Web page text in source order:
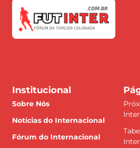
Institucional
Sobre Nós
Notícias do Internacional
Fórum do Internacional